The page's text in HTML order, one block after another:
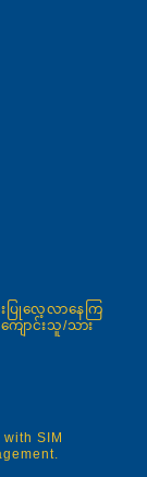
ပြုလေ့လာနေကြ
ျောင်းသူ/သား
SIM